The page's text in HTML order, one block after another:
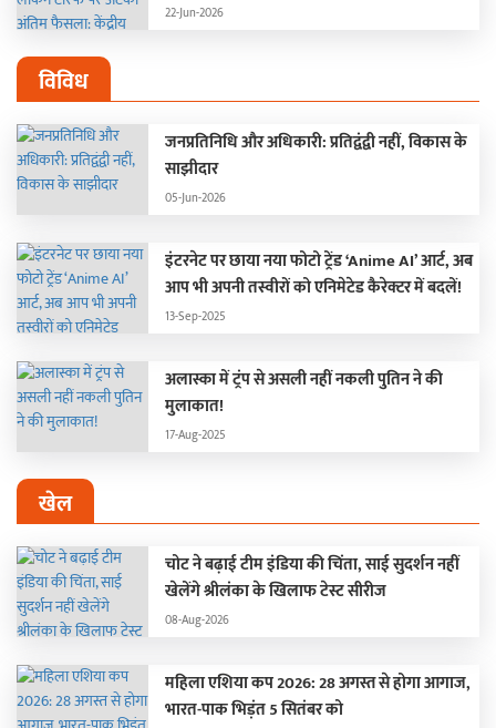
22-Jun-2026
विविध
जनप्रतिनिधि और अधिकारी: प्रतिद्वंद्वी नहीं, विकास के
साझीदार
05-Jun-2026
इंटरनेट पर छाया नया फोटो ट्रेंड ‘Anime AI’ आर्ट, अब
आप भी अपनी तस्वीरों को एनिमेटेड कैरेक्टर में बदलें!
13-Sep-2025
अलास्का में ट्रंप से असली नहीं नकली पुतिन ने की
मुलाकात!
17-Aug-2025
खेल
चोट ने बढ़ाई टीम इंडिया की चिंता, साई सुदर्शन नहीं
खेलेंगे श्रीलंका के खिलाफ टेस्ट सीरीज
08-Aug-2026
महिला एशिया कप 2026: 28 अगस्त से होगा आगाज,
भारत-पाक भिड़ंत 5 सितंबर को